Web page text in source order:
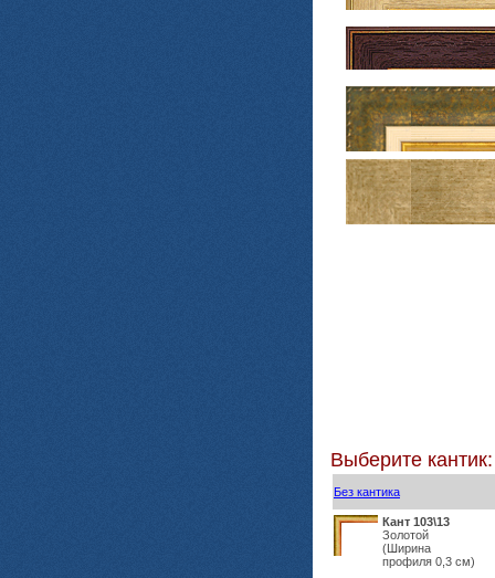
Выберите кантик:
Без кантика
Кант 103\13
Золотой
(Ширина
профиля 0,3 см)